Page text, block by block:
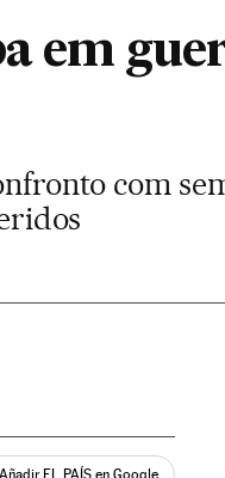
em
com
Añadir EL PAÍS en Google